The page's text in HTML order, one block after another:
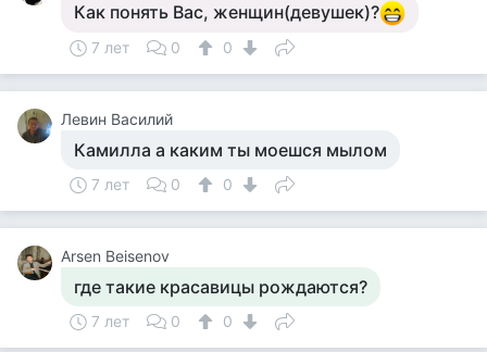
Как понять Вас, женщин(девушек)?
7 лет 0 0
Левин Василий
Камилла а каким ты моешся мылом
7 лет 0 0
Arsen Beisenov
где такие красавицы рождаются?
7 лет 0 0